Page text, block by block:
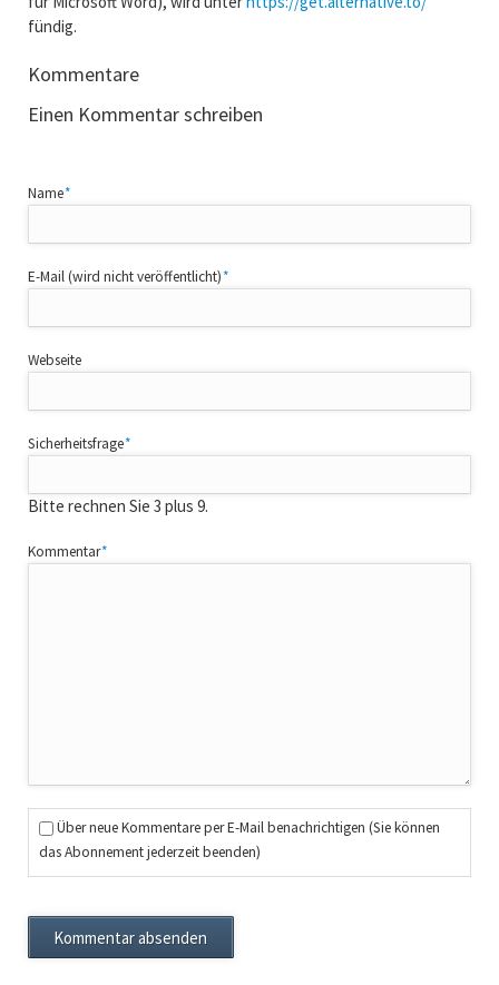
fündig.
Kommentare
Einen Kommentar schreiben
Pflichtfeld
Name*
Pflichtfeld
E-Mail (wird nicht veröffentlicht)*
Webseite
Pflichtfeld
Sicherheitsfrage*
Bitte rechnen Sie 3 plus 9.
Pflichtfeld
Kommentar*
Über neue Kommentare per E-Mail benachrichtigen (Sie können
das Abonnement jederzeit beenden)
Kommentar absenden